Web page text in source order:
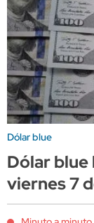
Dólar blue
Dólar blue
viernes 7